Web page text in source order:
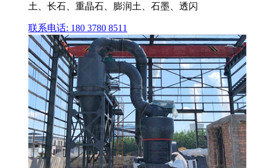
土、长石、重晶石、膨润土、石墨、透闪
联系电话: 180 3780 8511